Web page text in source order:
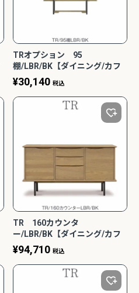
TRオプション 95
棚/LBR/BK【ダイニング/カフ
ェ風/収納/サンキコーポレーシ
ョン】
¥30,140 税込
TR 160カウンタ
ー/LBR/BK【ダイニング/カフ
ェ風/収納/サンキコーポレーシ
ョン】
¥94,710 税込